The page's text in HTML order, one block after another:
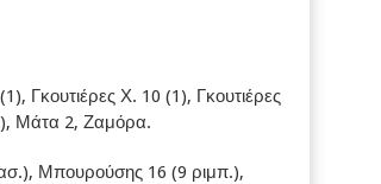
Γκουτιέρες Χ. 10 (1), Γκουτιέρες
Μάτα 2, Ζαμόρα.
Μπουρούσης 16 (9 ριμπ.),